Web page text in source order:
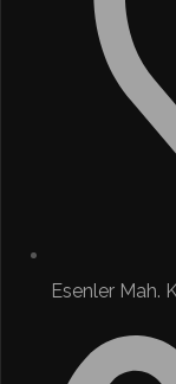
Esenler Mah.